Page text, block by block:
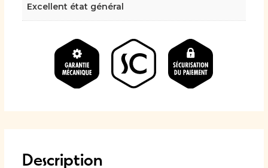
Excellent état général
Description